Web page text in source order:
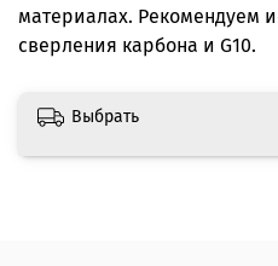
материалах. Рекомендуем
сверления карбона и G10.
Выбрать